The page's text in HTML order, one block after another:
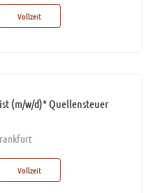
Vollzeit
(m/w/d)* Quellensteuer
Vollzeit